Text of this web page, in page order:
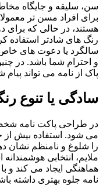
سن، سلیقه و جایگاه
برای افراد مسن تر
هستند، در حالی که برای
رنگ های شادتر استفاده
سالگرد یا دعوت های
و احترام شما باشد. در
پاک از نامه می تواند پیام
سادگی یا تنوع
در طراحی پاکت نامه
می شود. استفاده بیش
را شلوغ و نامنظم نشان
ملایم، انتخابی
هماهنگی ایجاد می کند و
نامه جلوه بهتری داشته